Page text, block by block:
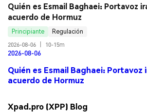
Quién es Esmail Baghaei: Portavoz
acuerdo de Hormuz
Principiante
Regulación
2026-08-06
10-15m
2026-08-06
Quién es Esmail Baghaei: Portavoz
acuerdo de Hormuz
Xpad.pro (XPP) Blog